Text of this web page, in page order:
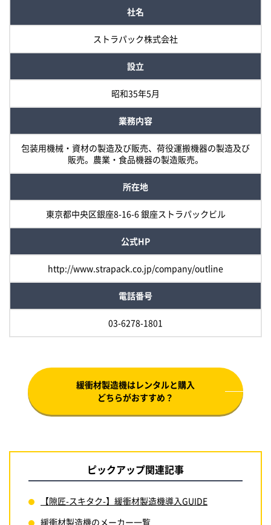
社名
ストラパック株式会社
設立
昭和35年5月
業務内容
包装用機械・資材の製造及び販売、荷役運搬機器の製造及び
販売。農業・食品機器の製造販売。
所在地
東京都中央区銀座8-16-6 銀座ストラパックビル
公式HP
http://www.strapack.co.jp/company/outline
電話番号
03-6278-1801
緩衝材製造機はレンタルと購入
どちらがおすすめ？
ピックアップ関連記事
【隙匠-スキタク-】緩衝材製造機導入GUIDE
緩衝材製造機のメーカー一覧